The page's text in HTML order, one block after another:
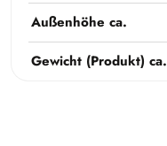
Außenhöhe ca.
Gewicht (Produkt) ca.